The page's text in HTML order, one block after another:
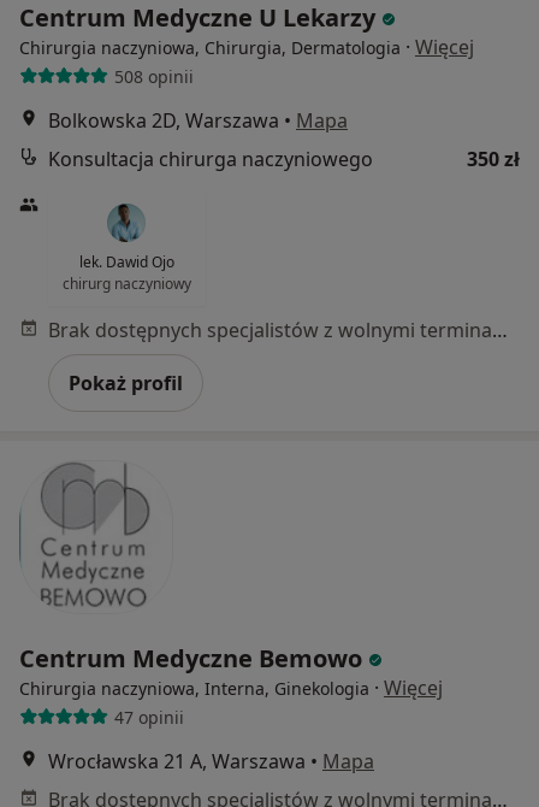
Centrum Medyczne U Lekarzy
Chirurgia naczyniowa, Chirurgia, Dermatologia · Więcej
508 opinii
Bolkowska 2D, Warszawa • Mapa
Konsultacja chirurga naczyniowego
350 zł
lek. Dawid Ojo
chirurg naczyniowy
Brak dostępnych specjalistów z wolnymi terminami w tym centrum medycznym.
Pokaż profil
Centrum Medyczne Bemowo
Chirurgia naczyniowa, Interna, Ginekologia · Więcej
47 opinii
Wrocławska 21 A, Warszawa • Mapa
Brak dostępnych specjalistów z wolnymi terminami w tym centrum medycznym.